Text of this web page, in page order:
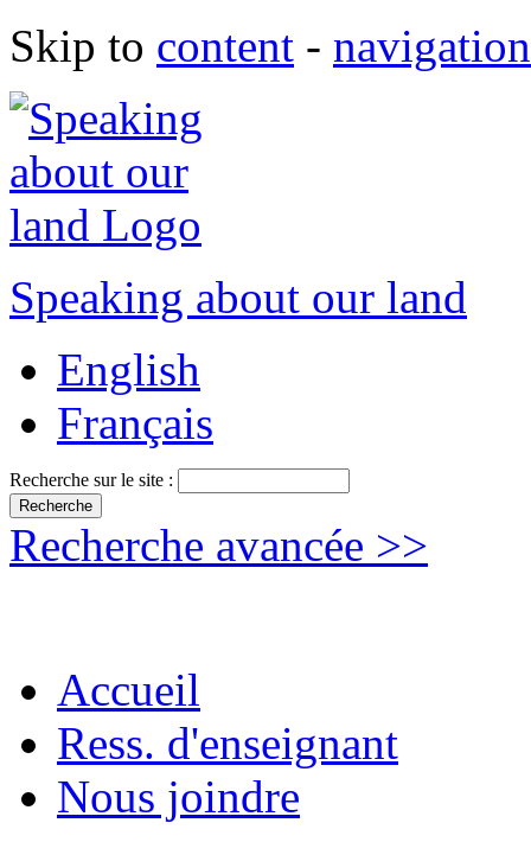
Skip to content - navigation
Speaking about our land
English
Français
Recherche sur le site :
Recherche avancée >>
Accueil
Ress. d'enseignant
Nous joindre